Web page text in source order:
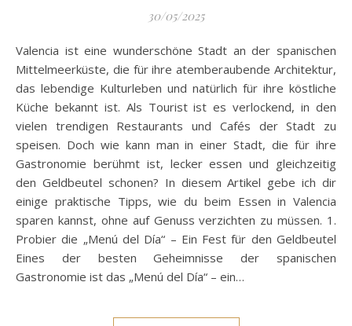
30/05/2025
Valencia ist eine wunderschöne Stadt an der spanischen
Mittelmeerküste, die für ihre atemberaubende Architektur,
das lebendige Kulturleben und natürlich für ihre köstliche
Küche bekannt ist. Als Tourist ist es verlockend, in den
vielen trendigen Restaurants und Cafés der Stadt zu
speisen. Doch wie kann man in einer Stadt, die für ihre
Gastronomie berühmt ist, lecker essen und gleichzeitig
den Geldbeutel schonen? In diesem Artikel gebe ich dir
einige praktische Tipps, wie du beim Essen in Valencia
sparen kannst, ohne auf Genuss verzichten zu müssen. 1.
Probier die „Menú del Día“ – Ein Fest für den Geldbeutel
Eines der besten Geheimnisse der spanischen
Gastronomie ist das „Menú del Día“ – ein…